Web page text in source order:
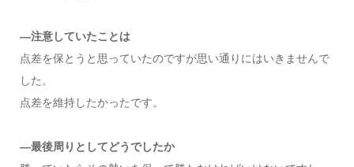
―注意していたことは
点差を保とうと思っていたのですが思い通りにはいきませんで
した。
点差を維持したかったです。
―最後周りとしてどうでしたか